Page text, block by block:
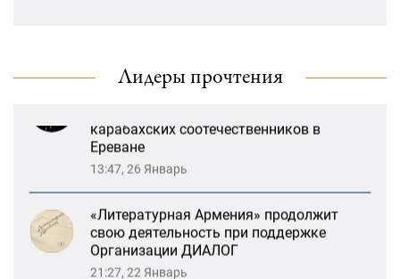
Лидеры прочтения
Возрождение Степанакертского русского
карабахских соотечественников в
Ереване
13:47, 26 Январь
«Литературная Армения» продолжит
свою деятельность при поддержке
Организации ДИАЛОГ
21:27, 22 Январь